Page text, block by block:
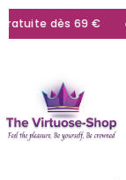
dès 69 €